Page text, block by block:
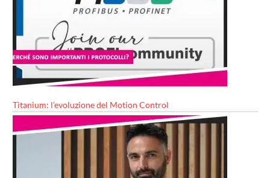
Titanium: l’evoluzione del Motion Control